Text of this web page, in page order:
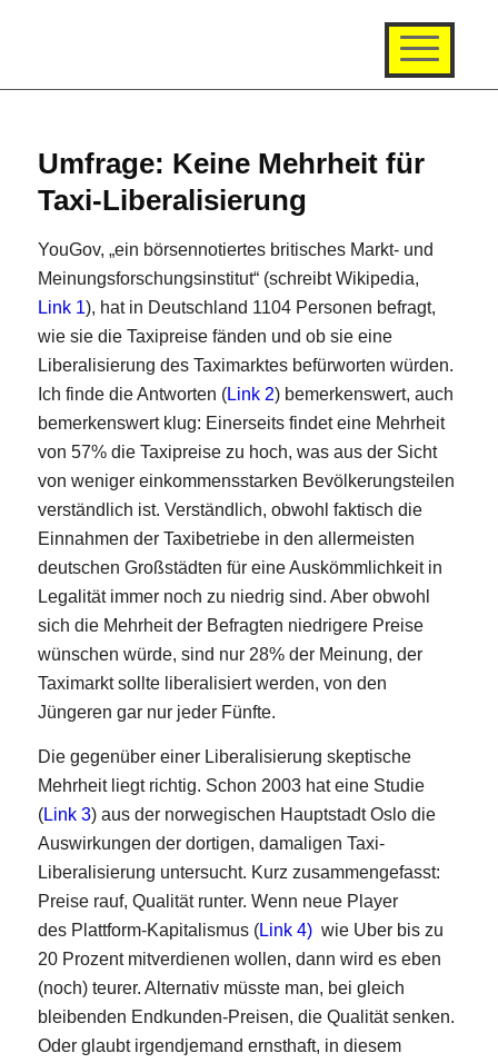
Umfrage: Keine Mehrheit für
Taxi-Liberalisierung
YouGov, „ein börsennotiertes britisches Markt- und
Meinungsforschungsinstitut“ (schreibt Wikipedia,
Link 1), hat in Deutschland 1104 Personen befragt,
wie sie die Taxipreise fänden und ob sie eine
Liberalisierung des Taximarktes befürworten würden.
Ich finde die Antworten (Link 2) bemerkenswert, auch
bemerkenswert klug: Einerseits findet eine Mehrheit
von 57% die Taxipreise zu hoch, was aus der Sicht
von weniger einkommensstarken Bevölkerungsteilen
verständlich ist. Verständlich, obwohl faktisch die
Einnahmen der Taxibetriebe in den allermeisten
deutschen Großstädten für eine Auskömmlichkeit in
Legalität immer noch zu niedrig sind. Aber obwohl
sich die Mehrheit der Befragten niedrigere Preise
wünschen würde, sind nur 28% der Meinung, der
Taximarkt sollte liberalisiert werden, von den
Jüngeren gar nur jeder Fünfte.
Die gegenüber einer Liberalisierung skeptische
Mehrheit liegt richtig. Schon 2003 hat eine Studie
(Link 3) aus der norwegischen Hauptstadt Oslo die
Auswirkungen der dortigen, damaligen Taxi-
Liberalisierung untersucht. Kurz zusammengefasst:
Preise rauf, Qualität runter. Wenn neue Player
des Plattform-Kapitalismus (Link 4)wie Uber bis zu
20 Prozent mitverdienen wollen, dann wird es eben
(noch) teurer. Alternativ müsste man, bei gleich
bleibenden Endkunden-Preisen, die Qualität senken.
Oder glaubt irgendjemand ernsthaft, in diesem